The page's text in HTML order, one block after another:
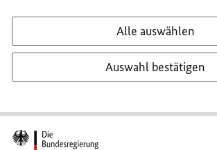
Alle auswählen
Auswahl bestätigen